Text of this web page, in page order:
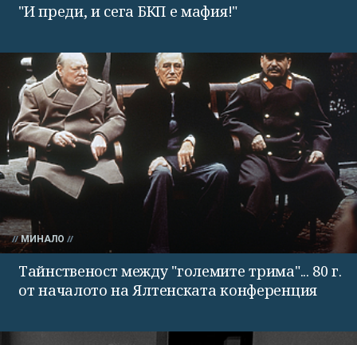
"И преди, и сега БКП е мафия!"
МИНАЛО
Тайнственост между "големите трима"... 80 г.
от началото на Ялтенската конференция